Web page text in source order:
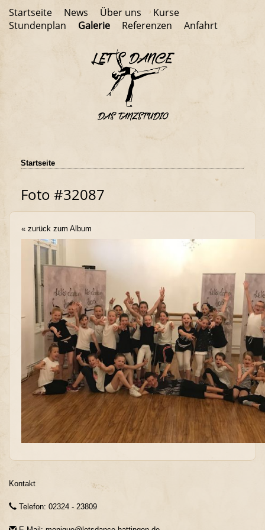
Startseite News Über uns
Kurse
Stundenplan
Galerie Referenzen Anfahrt
Startseite
Foto #32087
« zurück zum Album
Kontakt
Telefon: 02324 - 23809